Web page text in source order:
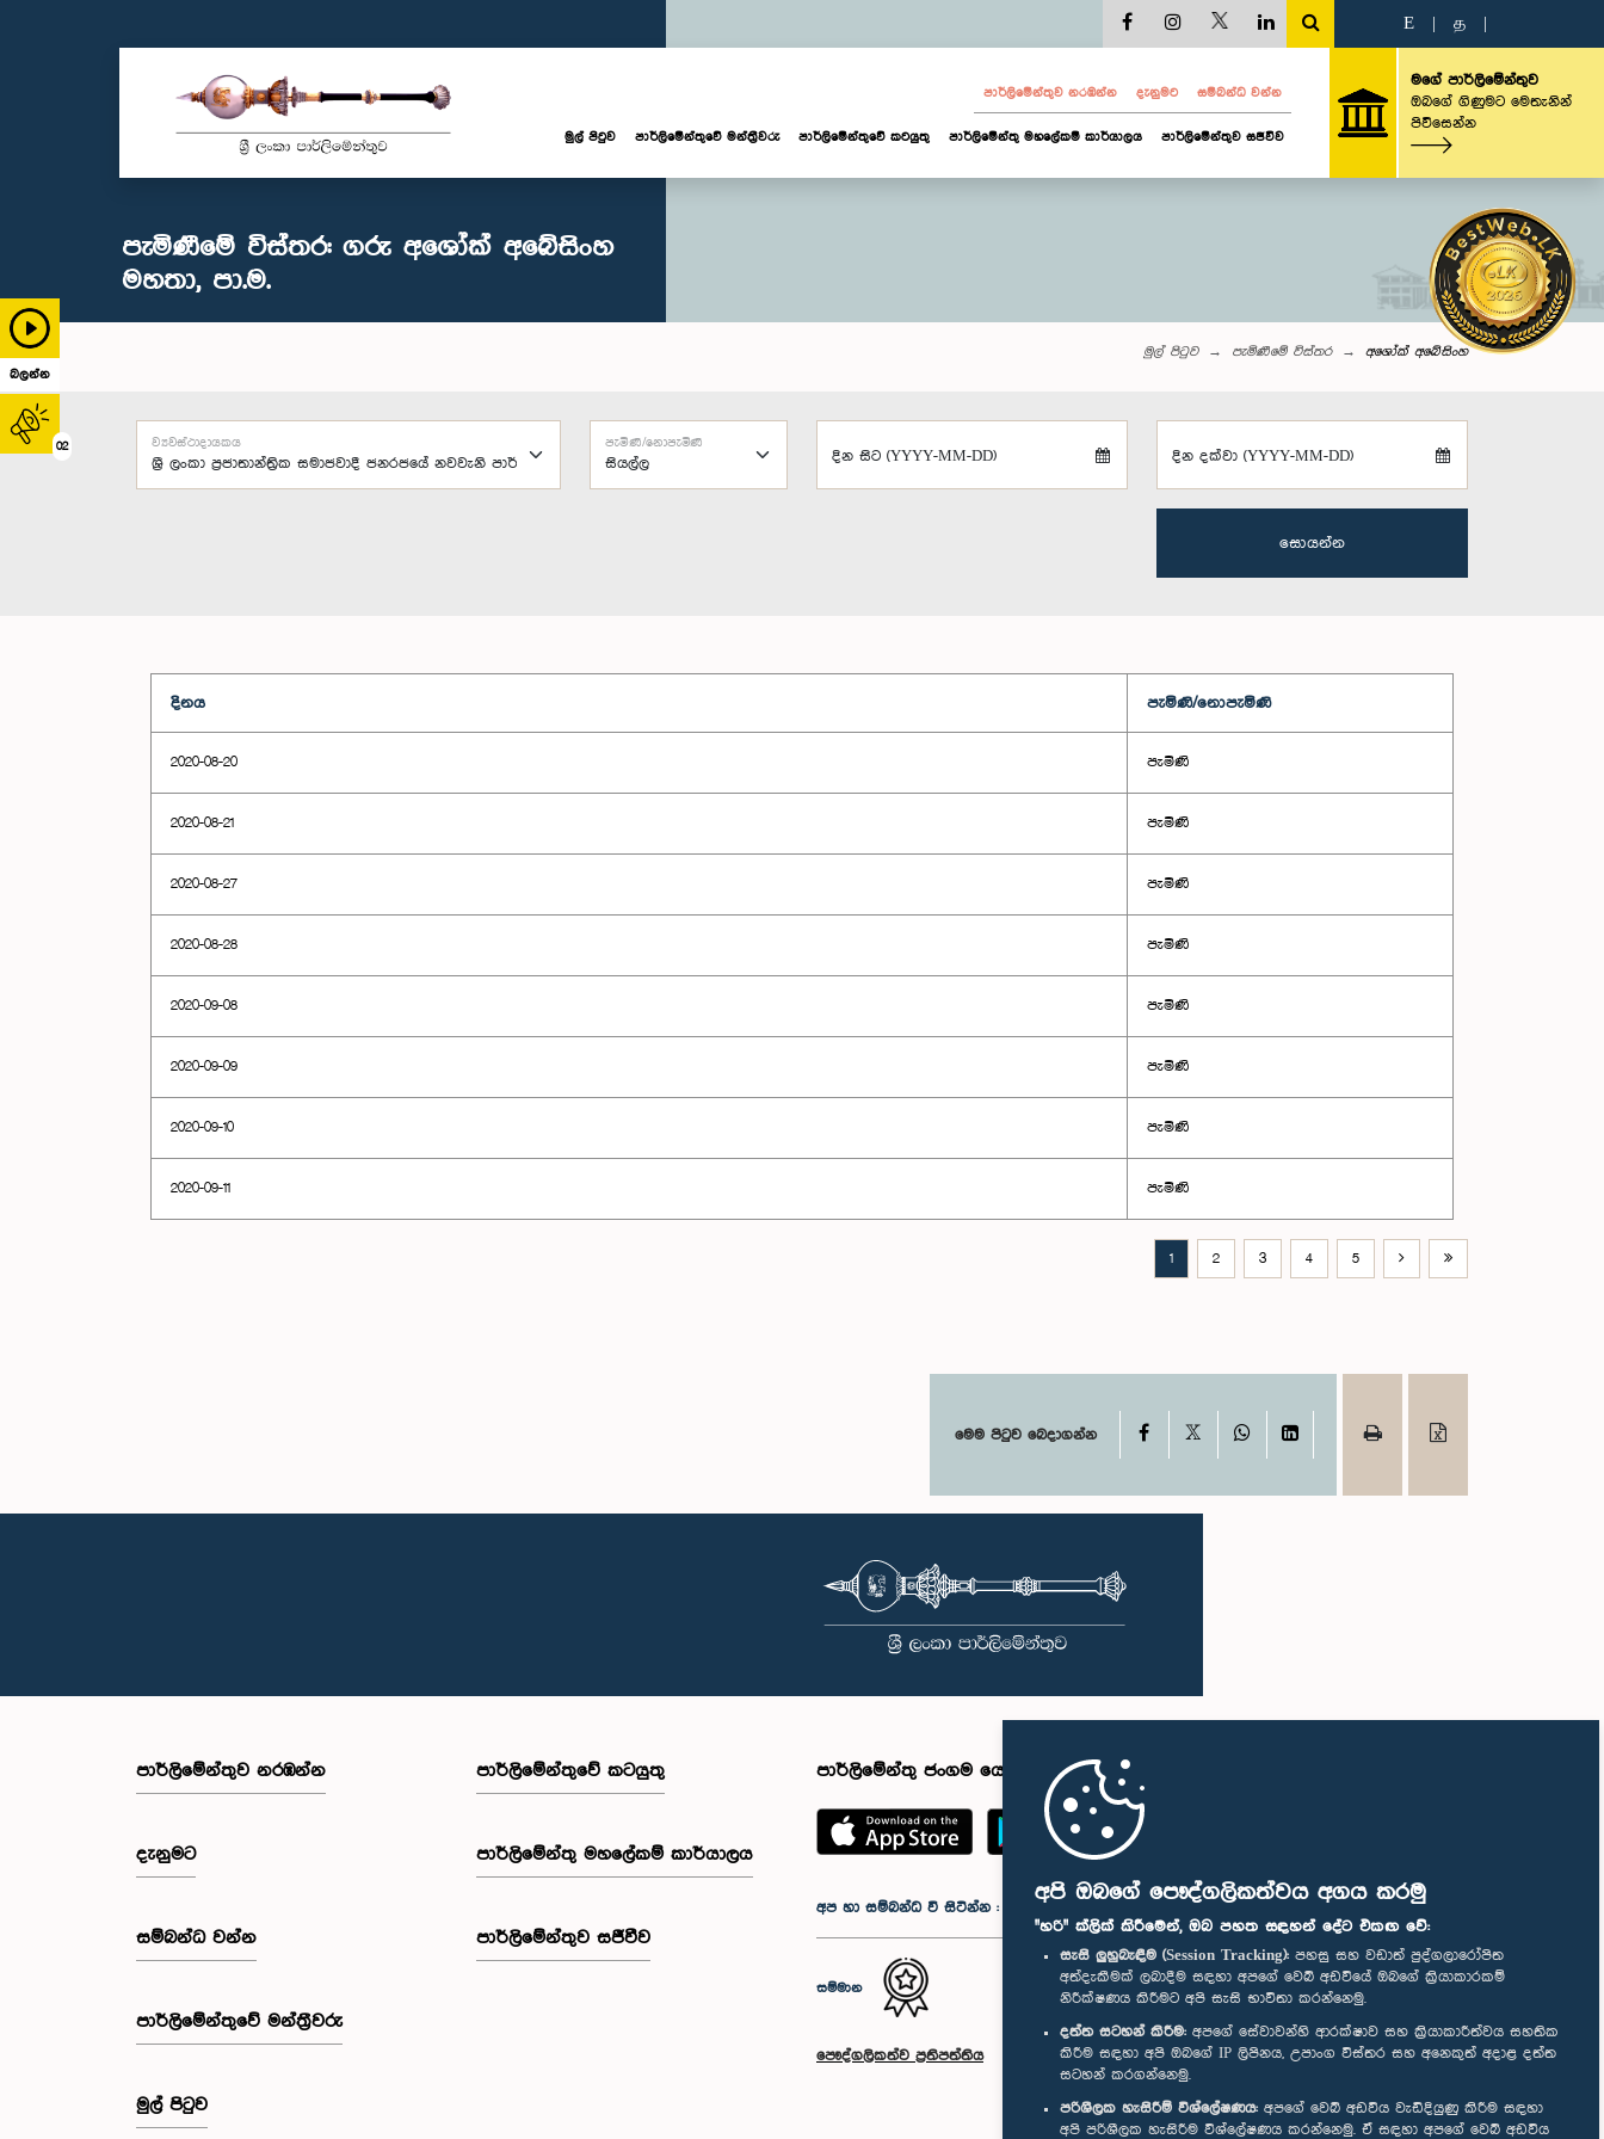
අපි ඔබගේ පෞද්ගලිකත්වය අගය කරමු
"හරි" ක්ලික් කිරීමෙන්, ඔබ පහත සඳහන් දේට එකඟ වේ:
සැසි ලුහුබැඳීම (Session Tracking): පහසු සහ වඩාත් පුද්ගලාරෝපිත
අත්දැකීමක් ලබාදීම සඳහා අපගේ වෙබ් අඩවියේ ඔබගේ ක්‍රියාකාරකම්
නිරීක්ෂණය කිරීමට අපි සැසි භාවිතා කරන්නෙමු.
දත්ත සටහන් කිරීම: අපගේ සේවාවන්හි ආරක්ෂාව සහ ක්‍රියාකාරීත්වය සහතික
කිරීම සඳහා අපි ඔබගේ IP ලිපිනය, උපාංග විස්තර සහ අනෙකුත් අදාළ දත්ත
සටහන් කරගන්නෙමු.
පරිශීලක හැසිරීම් විශ්ලේෂණය: අපගේ වෙබ් අඩවිය වැඩිදියුණු කිරීම සඳහා
අපි පරිශීලක හැසිරීම විශ්ලේෂණය කරන්නෙමු. ඒ සඳහා අපගේ වෙබ් අඩවිය
බලන්න
02
E த
පාර්ලි‌මේන්තුව නරඹන්න දැනුමට සම්බන්ධ වන්න
මුල් පිටුව පාර්ලි‌මේන්තුවේ මන්ත්‍රීවරු පාර්ලිමේන්තුවේ කටයුතු පාර්ලිමේන්තු මහලේකම් කාර්යාලය පාර්ලිමේන්තුව සජීවීව
මගේ පාර්ලිමේන්තුව
ඔබගේ ගිණුමට මෙතැනින්
පිවිසෙන්න
පැමිණීමේ විස්තර: ගරු අශෝක් අබේසිංහ
මහතා, පා.ම.
මුල් පිටුව පැමිණීමේ විස්තර අශෝක් අබේසිංහ
ව්‍යවස්ථාදායකය පැමිණි/නොපැමිණි
දින සිට (YYYY-MM-DD) දින දක්වා (YYYY-MM-DD)
සොයන්න
දිනය පැමිණි/නොපැමිණි
2020-08-20 පැමිණි
2020-08-21 පැමිණි
2020-08-27 පැමිණි
2020-08-28 පැමිණි
2020-09-08 පැමිණි
2020-09-09 පැමිණි
2020-09-10 පැමිණි
2020-09-11 පැමිණි
1 2 3 4 5
මෙම පිටුව බෙදාගන්න Facebook WhatsAppLinkedIn
පාර්ලි‌මේන්තුව නරඹන්න
දැනුමට
සම්බන්ධ වන්න
පාර්ලි‌මේන්තුවේ මන්ත්‍රීවරු
මුල් පිටුව
පාර්ලිමේන්තුවේ කටයුතු
පාර්ලිමේන්තු මහලේකම් කාර්යාලය
පාර්ලිමේන්තුව සජීවීව
පාර්ලිමේන්තු ජංගම යෙදුම
අප හා සම්බන්ධ වී සිටින්න :
සම්මාන
පෞද්ගලිකත්ව ප්‍රතිපත්තිය